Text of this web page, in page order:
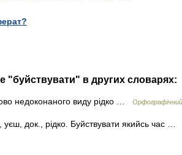
"буйствувати" в других словарях:
недоконаного виду рідко … Орфографічний
док., рідко. Буйствувати якийсь час …